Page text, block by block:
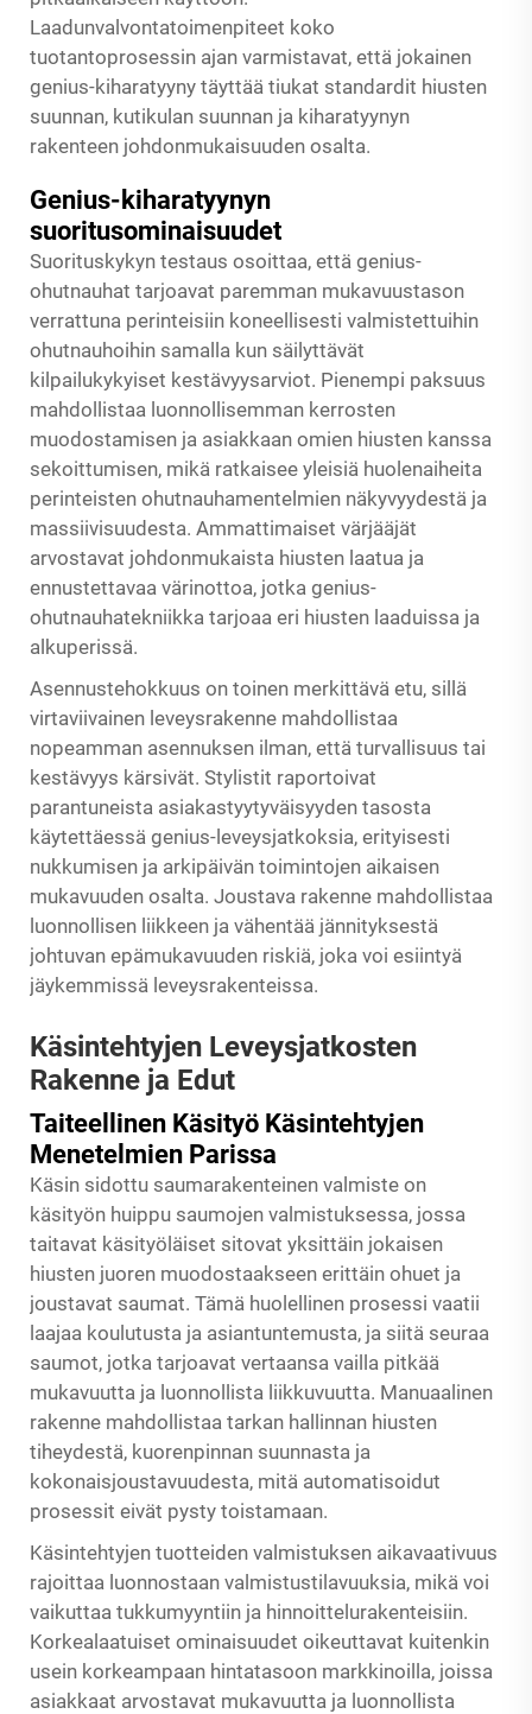
Laadunvalvontatoimenpiteet koko
tuotantoprosessin ajan varmistavat, että jokainen
genius-kiharatyyny täyttää tiukat standardit hiusten
suunnan, kutikulan suunnan ja kiharatyynyn
rakenteen johdonmukaisuuden osalta.
Genius-kiharatyynyn
suoritusominaisuudet
Suorituskykyn testaus osoittaa, että genius-
ohutnauhat tarjoavat paremman mukavuustason
verrattuna perinteisiin koneellisesti valmistettuihin
ohutnauhoihin samalla kun säilyttävät
kilpailukykyiset kestävyysarviot. Pienempi paksuus
mahdollistaa luonnollisemman kerrosten
muodostamisen ja asiakkaan omien hiusten kanssa
sekoittumisen, mikä ratkaisee yleisiä huolenaiheita
perinteisten ohutnauhamentelmien näkyvyydestä ja
massiivisuudesta. Ammattimaiset värjääjät
arvostavat johdonmukaista hiusten laatua ja
ennustettavaa värinottoa, jotka genius-
ohutnauhatekniikka tarjoaa eri hiusten laaduissa ja
alkuperissä.
Asennustehokkuus on toinen merkittävä etu, sillä
virtaviivainen leveysrakenne mahdollistaa
nopeamman asennuksen ilman, että turvallisuus tai
kestävyys kärsivät. Stylistit raportoivat
parantuneista asiakastyytyväisyyden tasosta
käytettäessä genius-leveysjatkoksia, erityisesti
nukkumisen ja arkipäivän toimintojen aikaisen
mukavuuden osalta. Joustava rakenne mahdollistaa
luonnollisen liikkeen ja vähentää jännityksestä
johtuvan epämukavuuden riskiä, joka voi esiintyä
jäykemmissä leveysrakenteissa.
Käsintehtyjen Leveysjatkosten
Rakenne ja Edut
Taiteellinen Käsityö Käsintehtyjen
Menetelmien Parissa
Käsin sidottu saumarakenteinen valmiste on
käsityön huippu saumojen valmistuksessa, jossa
taitavat käsityöläiset sitovat yksittäin jokaisen
hiusten juoren muodostaakseen erittäin ohuet ja
joustavat saumat. Tämä huolellinen prosessi vaatii
laajaa koulutusta ja asiantuntemusta, ja siitä seuraa
saumot, jotka tarjoavat vertaansa vailla pitkää
mukavuutta ja luonnollista liikkuvuutta. Manuaalinen
rakenne mahdollistaa tarkan hallinnan hiusten
tiheydestä, kuorenpinnan suunnasta ja
kokonaisjoustavuudesta, mitä automatisoidut
prosessit eivät pysty toistamaan.
Käsintehtyjen tuotteiden valmistuksen aikavaativuus
rajoittaa luonnostaan valmistustilavuuksia, mikä voi
vaikuttaa tukkumyyntiin ja hinnoittelurakenteisiin.
Korkealaatuiset ominaisuudet oikeuttavat kuitenkin
usein korkeampaan hintatasoon markkinoilla, joissa
asiakkaat arvostavat mukavuutta ja luonnollista